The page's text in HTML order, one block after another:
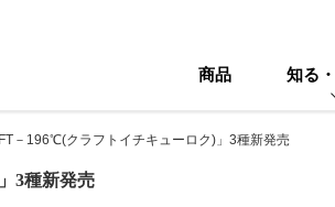
商品 知る
－196℃(クラフトイチキューロク)」3種新発売
3種新発売